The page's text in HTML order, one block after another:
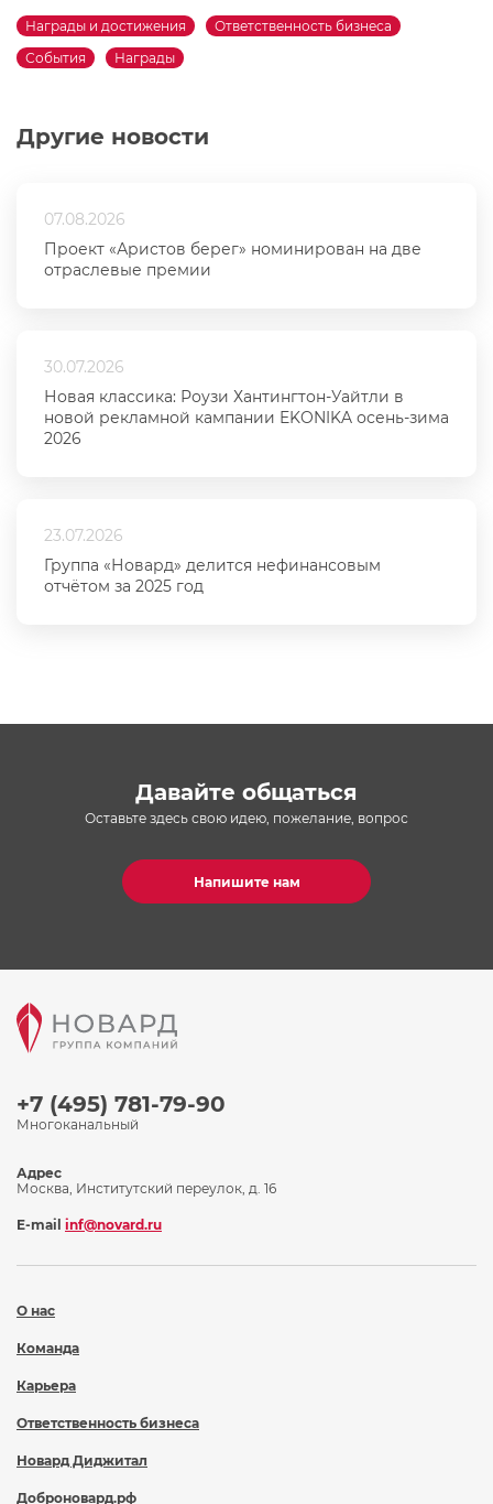
Другие новости
07.08.2026
Проект «Аристов берег» номинирован на две
отраслевые премии
30.07.2026
Новая классика: Роузи Хантингтон-Уайтли в
новой рекламной кампании EKONIKA осень-зима
2026
23.07.2026
Группа «Новард» делится нефинансовым
отчётом за 2025 год
Награды и достижения
Ответственность бизнеса
События
Награды
Давайте общаться
Оставьте здесь свою идею, пожелание, вопрос
Напишите нам
+7 (495) 781-79-90
Многоканальный
О нас
Команда
Карьера
Ответственность бизнеса
Новард Диджитал
Доброновард.рф
Адрес
Москва, Институтский переулок, д. 16
E-mail inf@novard.ru